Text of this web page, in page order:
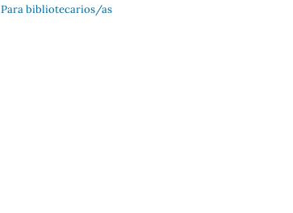
Para bibliotecarios/as